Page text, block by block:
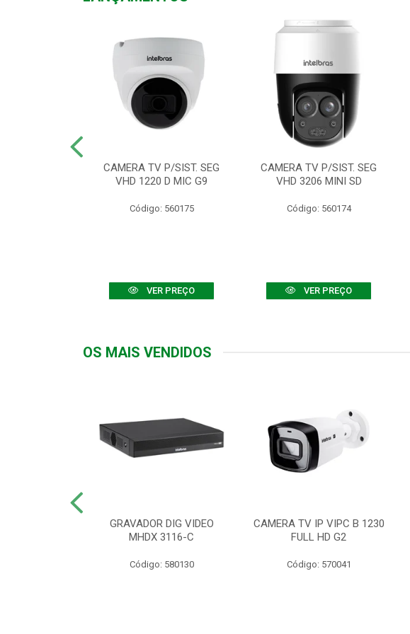
CAMERA TV P/SIST. SEG
VHD 1220 D MIC G9
Código: 560175
VER PREÇO
CAMERA TV P/SIST. SEG
VHD 3206 MINI SD
Código: 560174
VER PREÇO
OS MAIS VENDIDOS
GRAVADOR DIG VIDEO
MHDX 3116-C
Código: 580130
CAMERA TV IP VIPC B 1230
FULL HD G2
Código: 570041